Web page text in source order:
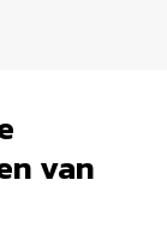
van